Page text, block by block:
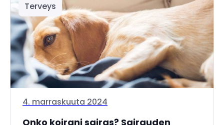
Terveys
4. marraskuuta 2024
Onko koirani sairas? Sairauden